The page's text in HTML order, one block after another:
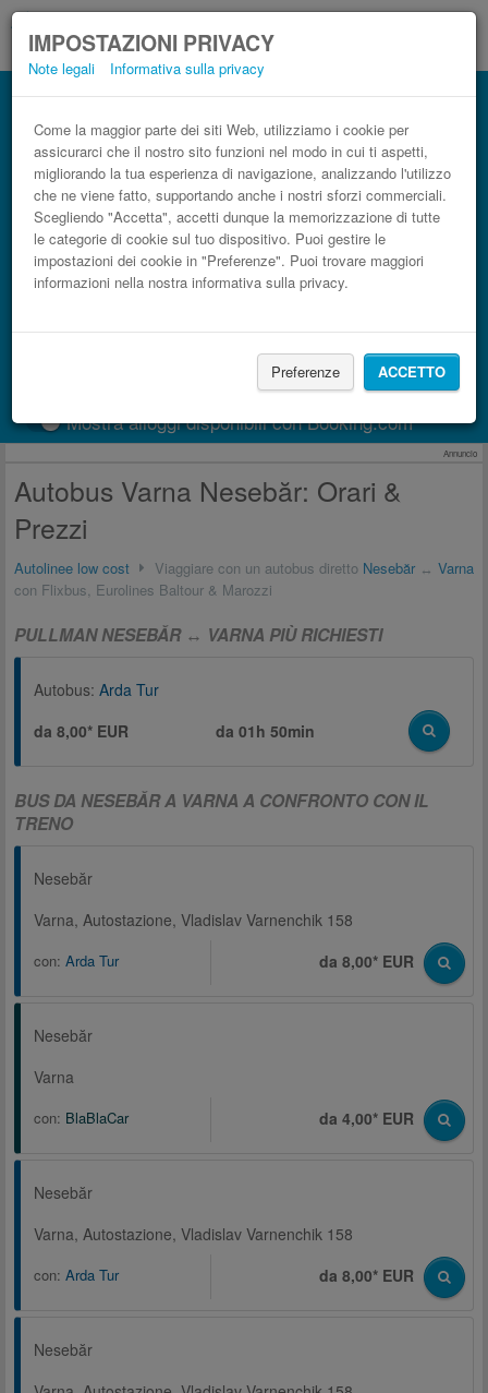
IMPOSTAZIONI PRIVACY
Note legali Informativa sulla privacy
Come la maggior parte dei siti Web, utilizziamo i cookie per
assicurarci che il nostro sito funzioni nel modo in cui ti aspetti,
migliorando la tua esperienza di navigazione, analizzando l'utilizzo
che ne viene fatto, supportando anche i nostri sforzi commerciali.
Scegliendo "Accetta", accetti dunque la memorizzazione di tutte
le categorie di cookie sul tuo dispositivo. Puoi gestire le
impostazioni dei cookie in "Preferenze". Puoi trovare maggiori
informazioni nella nostra informativa sulla privacy.
Preferenze ACCETTO
Autobus Nesebăr Varna low cost
Prenota il biglietto del pullman più economico
Mostra alloggi disponibili con Booking.com
Annuncio
Autobus Varna Nesebăr: Orari &
Prezzi
Autolinee low cost Viaggiare con un autobus diretto Nesebăr ↔ Varna
con Flixbus, Eurolines Baltour & Marozzi
PULLMAN NESEBĂR ↔ VARNA PIÙ RICHIESTI
Autobus: Arda Tur
da 8,00* EUR
da01h 50min
BUS DA NESEBĂR A VARNA A CONFRONTO CON IL
TRENO
Nesebăr
Varna, Autostazione, Vladislav Varnenchik 158
con: Arda Tur da 8,00* EUR
Nesebăr
Varna
con: BlaBlaCar da 4,00* EUR
Nesebăr
Varna, Autostazione, Vladislav Varnenchik 158
con: Arda Tur da 8,00* EUR
Nesebăr